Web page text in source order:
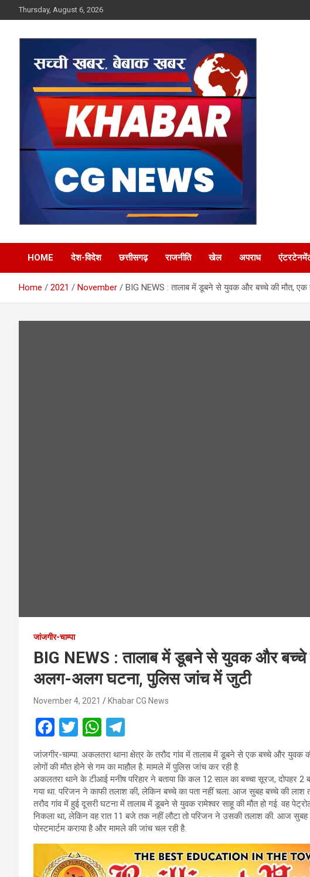
to
Thursday, August 6, 2026
Khabar CG News
HOME देश-विदेश छत्तीसगढ़ राजनीति खेल अपराध
Home 2021 November BIG NEWS : तालाब में डूबने से युवक और बच्चे की मौत,
जांजगीर-चाम्पा
BIG NEWS : तालाब में डूबने से युवक और बच्चे
अलग-अलग घटना, पुलिस जांच में जुटी
November 4, 2021 Khabar CG News
F
a
ce
b
o
o
k
T
wi
tt
er
W
h
at
s
A
p
p
el
e
gr
a
m
जांजगीर-चाम्पा. अकलतरा थाना क्षेत्र के तरौद गांव में तालाब में डूबने से एक बच्चे और
लोगों की मौत होने से गम का माहौल है. मामले में पुलिस जांच कर रही है.
अकलतरा थाने के टीआई मनीष परिहार ने बताया कि कल 12 साल का बच्चा सूरज, दोपहर
गया था. परिजन ने काफी तलाश की, लेकिन बच्चे का पता नहीं चला. आज सुबह बच्चे की लाश
तरौद गांव में हुई दूसरी घटना में तालाब में डूबने से युवक रामेश्वर साहू की मौत हो गई. वह
निकला था, लेकिन वह रात 11 बजे तक नहीं लौटा तो परिजन ने उसकी तलाश की. आज सुबह
पोस्टमार्टम कराया है और मामले की जांच चल रही है.